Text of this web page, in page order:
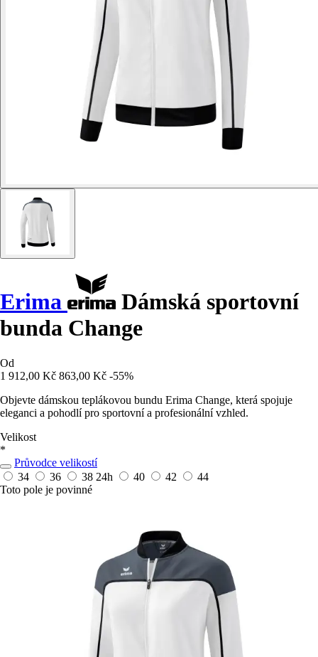
Erima
Dámská sportovní
bunda Change
Od
1 912,00 Kč 863,00 Kč -55%
Objevte dámskou teplákovou bundu Erima Change, která spojuje
eleganci a pohodlí pro sportovní a profesionální vzhled.
Velikost
*
Průvodce velikostí
34
36 38 24h 40 42
44
Toto pole je povinné